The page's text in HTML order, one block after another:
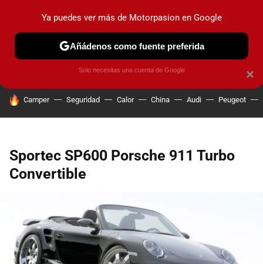
PRUEBAS COCHES ELÉCTRICOS OBSERVATORIO
HOY SE HABLA DE
Camper Seguridad Calor China Audi Peugeot
Sportec SP600 Porsche 911 Turbo
Convertible
×
Ya puedes ver más de Motorpasion en Google
Añádenos como fuente preferida
Solo necesitas una cuenta de Google